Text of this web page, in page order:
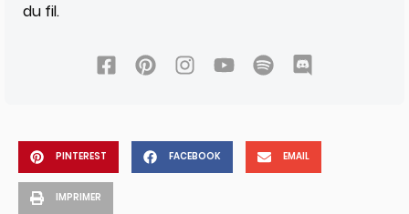
du fil.
PINTEREST FACEBOOK EMAIL
IMPRIMER